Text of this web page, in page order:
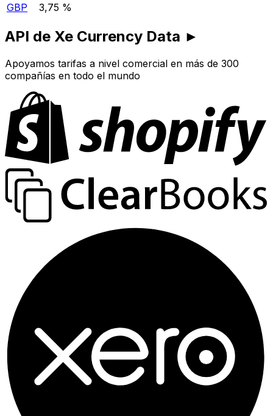
GBP
3,75 %
API de Xe Currency Data ►
Apoyamos tarifas a nivel comercial en más de 300
compañías en todo el mundo